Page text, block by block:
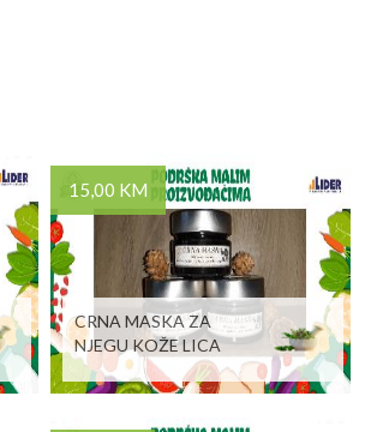
15,00 KM
CRNA MASKA ZA
NJEGU KOŽE LICA